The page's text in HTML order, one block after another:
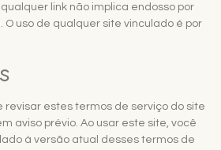
link não implica endosso por
O uso de qualquer site vinculado é por
revisar estes termos de serviço do site
aviso prévio. Ao usar este site, você
à versão atual desses termos de